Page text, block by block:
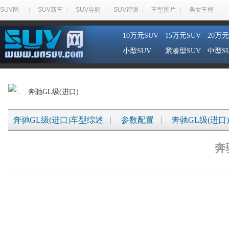
SUV网 SUV新车 SUV导购 SUV评测 车型图片 美女车模
10万元SUV 15万元SUV
20万
小型SUV
紧凑型SUV 中型
奔驰GL级(进口)
奔驰GL级(进口)车型综述 参数配置 奔驰GL级(进口
奔